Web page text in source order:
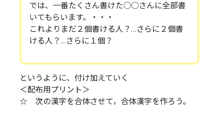
では、一番たくさん書けた○○さんに全部書
いてもらいます。・・・
これよりまだ２個書ける人？…さらに２個書
ける人？…さらに１個？
というように、付け加えていく
＜配布用プリント＞
☆ 次の漢字を合体させて，合体漢字を作ろう。